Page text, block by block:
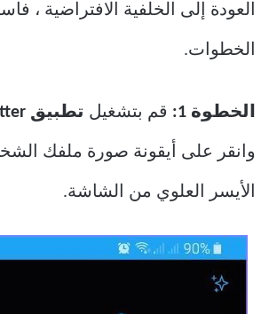
العودة إلى الخلفية الافتراضية ،
الخطوات.
الخطوة 1: قم بتشغيل تطبيق Twitter
وانقر على أيقونة صورة ملفك
الأيسر العلوي من الشاشة.